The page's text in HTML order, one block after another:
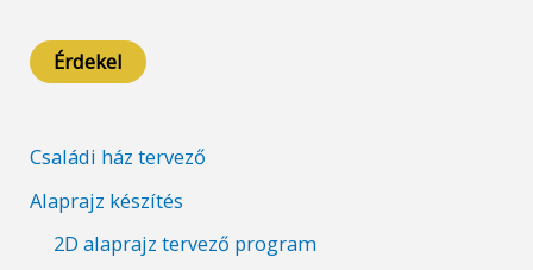
Érdekel
Családi ház tervező
Alaprajz készítés
2D alaprajz tervező program